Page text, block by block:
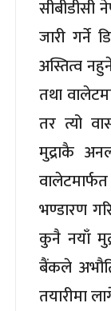
सीबीडीसी
जारी गर्ने
अस्तित्व
तथा
तर त्यो
मुद्राकै
भण्डारण
कुनै नयाँ
बैंकले
तयारीमा